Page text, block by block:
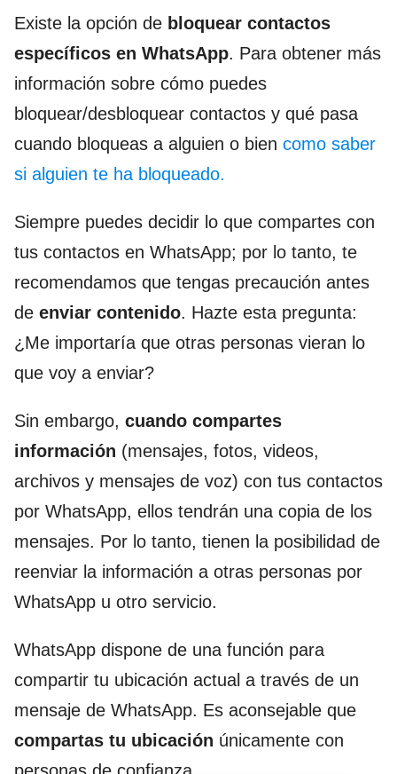
Existe la opción de bloquear contactos
específicos en WhatsApp. Para obtener más
información sobre cómo puedes
bloquear/desbloquear contactos y qué pasa
cuando bloqueas a alguien o bien como saber
si alguien te ha bloqueado.
Siempre puedes decidir lo que compartes con
tus contactos en WhatsApp; por lo tanto, te
recomendamos que tengas precaución antes
de enviar contenido. Hazte esta pregunta:
¿Me importaría que otras personas vieran lo
que voy a enviar?
Sin embargo, cuando compartes
información (mensajes, fotos, videos,
archivos y mensajes de voz) con tus contactos
por WhatsApp, ellos tendrán una copia de los
mensajes. Por lo tanto, tienen la posibilidad de
reenviar la información a otras personas por
WhatsApp u otro servicio.
WhatsApp dispone de una función para
compartir tu ubicación actual a través de un
mensaje de WhatsApp. Es aconsejable que
compartas tu ubicación únicamente con